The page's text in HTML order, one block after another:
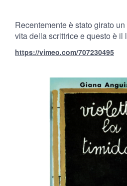
Recentemente è stato girato
vita della scrittrice e questo è il
https://vimeo.com/707230495